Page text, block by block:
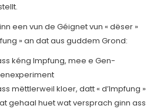
een vun de Géignet vun « dëser »
» an dat aus guddem Grond:
kéng Impfung, mee e Gen-
mëttlerweil kloer, datt « d’Impfung »
gehaal huet wat versprach ginn ass